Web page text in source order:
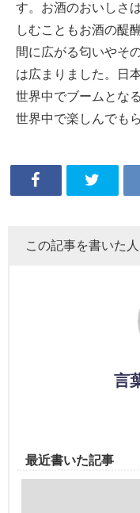
す。お酒のおいしさ
しむこともお酒の醍
間に広がる匂いやそ
は広まりました。日
世界中でブームとな
世界中で楽しんでも
この記事を書いた人
言
最近書いた記事